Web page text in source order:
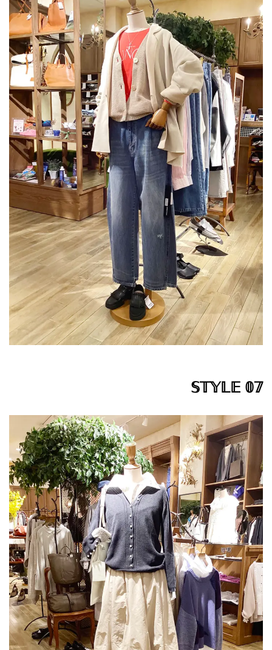
𝕊𝕋𝕐𝕃𝔼 𝟘𝟟